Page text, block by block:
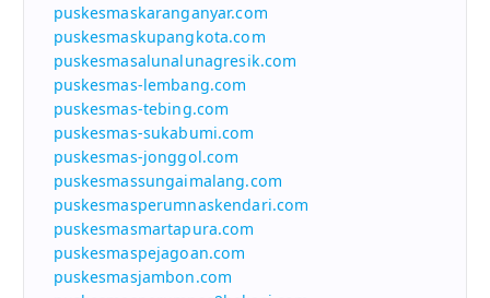
puskesmaskaranganyar.com
puskesmaskupangkota.com
puskesmasalunalunagresik.com
puskesmas-lembang.com
puskesmas-tebing.com
puskesmas-sukabumi.com
puskesmas-jonggol.com
puskesmassungaimalang.com
puskesmasperumnaskendari.com
puskesmasmartapura.com
puskesmaspejagoan.com
puskesmasjambon.com